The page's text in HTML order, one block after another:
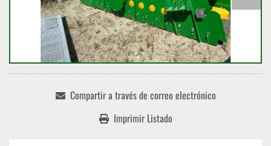
Compartir a través de correo electrónico
Imprimir Listado